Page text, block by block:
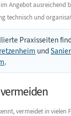
Angebot ausreichend
technisch und
Praxisseiten
und
.
vermeidet in vielen